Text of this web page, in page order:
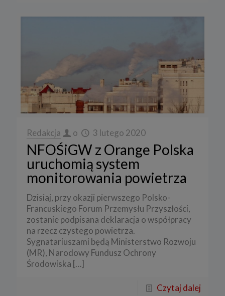
Redakcja o 3 lutego 2020
NFOŚiGW z Orange Polska
uruchomią system
monitorowania powietrza
Dzisiaj, przy okazji pierwszego Polsko-
Francuskiego Forum Przemysłu Przyszłości,
zostanie podpisana deklaracja o współpracy
na rzecz czystego powietrza.
Sygnatariuszami będą Ministerstwo Rozwoju
(MR), Narodowy Fundusz Ochrony
Środowiska […]
Czytaj dalej